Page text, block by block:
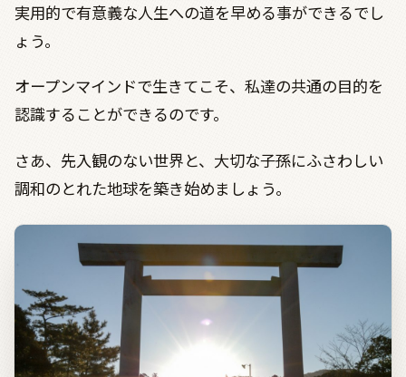
実用的で有意義な人生への道を早める事ができるでし
ょう。
オープンマインドで生きてこそ、私達の共通の目的を
認識することができるのです。
さあ、先入観のない世界と、大切な子孫にふさわしい
調和のとれた地球を築き始めましょう。